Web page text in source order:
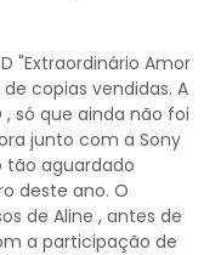
"Extraordinário Amor
copias vendidas. A
, só que ainda não foi
junto com a Sony
tão aguardado
deste ano. O
de Aline , antes de
a participação de